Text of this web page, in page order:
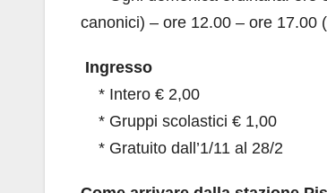
canonici) – ore 12.00 – ore 17.00
Ingresso
* Intero € 2,00
* Gruppi scolastici € 1,00
* Gratuito dall’1/11 al 28/2